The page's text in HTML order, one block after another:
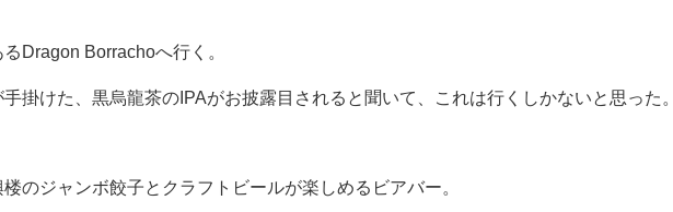
Dragon Borrachoへ行く。
掛けた、黒烏龍茶のIPAがお披露目されると聞いて、これは行くしかないと思った。
楼のジャンボ餃子とクラフトビールが楽しめるビアバー。